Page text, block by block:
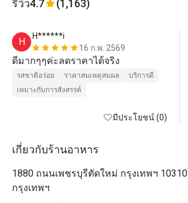
รีวิว4.7 (1,163)
H
H******i
16 ก.พ. 2569
ดีมากๆๆค่ะลดราคาได้จริง
รสชาติอร่อย ราคาสมเหตุสมผล
บริการดี
เหมาะกับการสังสรรค์
มีประโยชน์ (0)
เกี่ยวกับร้านอาหาร
1880 ถนนเพชรบุรีตัดใหม่ กรุงเทพฯ 10310
กรุงเทพฯ